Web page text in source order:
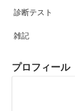
診断テスト
雑記
プロフィール